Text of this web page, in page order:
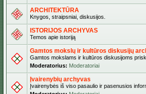
ARCHITEKTŪRA
Knygos, straipsniai, diskusijos.
ISTORIJOS ARCHYVAS
Temos apie istoriją
Gamtos mokslų ir kultūros diskusijų
Gamtos mokslams ir kultūros diskusijoms
Moderatorius: Moderatoriai
Įvairenybių archyvas
Įvairenybės iš viso pasaulio ir pasenusios